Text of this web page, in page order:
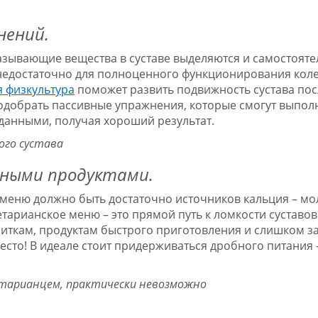
вещества в суставе выделяются и
для полноценного функционирования
поможет развить подвижность сустава
пассивные упражнения, которые смогут
получая хороший результат.
сустава
продуктами.
должно быть достаточно источников кальция –
меню – это прямой путь к ломкости
продуктам быстрого приготовления и слишком
В идеале стоит придерживаться дробного питания
практически невозможно